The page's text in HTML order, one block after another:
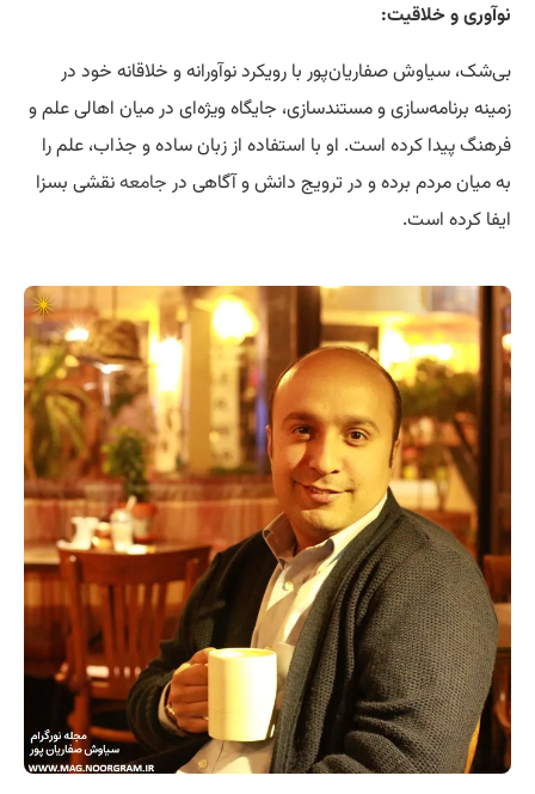
نوآوری و خلاقیت:
بی‌شک، سیاوش صفاریان‌پور با رویکرد نوآورانه و خلاقانه خود در
زمینه برنامه‌سازی و مستندسازی، جایگاه ویژه‌ای در میان اهالی علم و
فرهنگ پیدا کرده است. او با استفاده از زبان ساده و جذاب، علم را
به میان مردم برده و در ترویج دانش و آگاهی در جامعهنقشی بسزا
ایفا کرده است.